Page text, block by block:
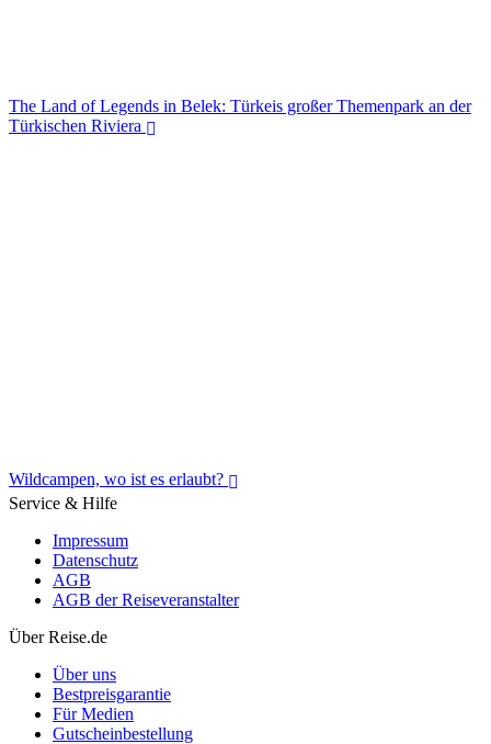
The Land of Legends in Belek: Türkeis großer Themenpark an der
Türkischen Riviera
Wildcampen, wo ist es erlaubt?
Wildcampen, wo ist es erlaubt?
Service & Hilfe
Impressum
Datenschutz
AGB
AGB der Reiseveranstalter
Über Reise.de
Über uns
Bestpreisgarantie
Für Medien
Gutscheinbestellung